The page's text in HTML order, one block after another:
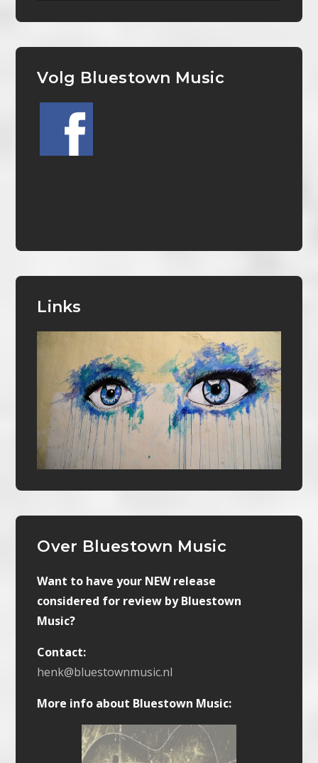
Volg Bluestown Music
Links
Over Bluestown Music
Want to have your NEW release
considered for review by Bluestown
Music?
Contact:
henk@bluestownmusic.nl
More info about Bluestown Music: